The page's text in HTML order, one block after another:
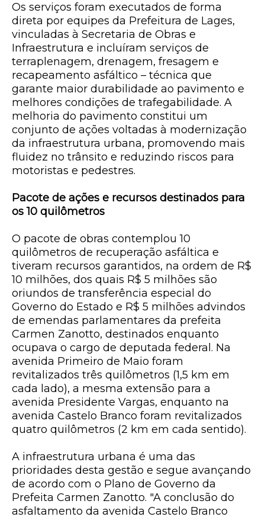
Os serviços foram executados de forma
direta por equipes da Prefeitura de Lages,
vinculadas à Secretaria de Obras e
Infraestrutura e incluíram serviços de
terraplenagem, drenagem, fresagem e
recapeamento asfáltico – técnica que
garante maior durabilidade ao pavimento e
melhores condições de trafegabilidade. A
melhoria do pavimento constitui um
conjunto de ações voltadas à modernização
da infraestrutura urbana, promovendo mais
fluidez no trânsito e reduzindo riscos para
motoristas e pedestres.
Pacote de ações e recursos destinados para
os 10 quilômetros
O pacote de obras contemplou 10
quilômetros de recuperação asfáltica e
tiveram recursos garantidos, na ordem de R$
10 milhões, dos quais R$ 5 milhões são
oriundos de transferência especial do
Governo do Estado e R$ 5 milhões advindos
de emendas parlamentares da prefeita
Carmen Zanotto, destinados enquanto
ocupava o cargo de deputada federal. Na
avenida Primeiro de Maio foram
revitalizados três quilômetros (1,5 km em
cada lado), a mesma extensão para a
avenida Presidente Vargas, enquanto na
avenida Castelo Branco foram revitalizados
quatro quilômetros (2 km em cada sentido).
A infraestrutura urbana é uma das
prioridades desta gestão e segue avançando
de acordo com o Plano de Governo da
Prefeita Carmen Zanotto. "A conclusão do
asfaltamento da avenida Castelo Branco